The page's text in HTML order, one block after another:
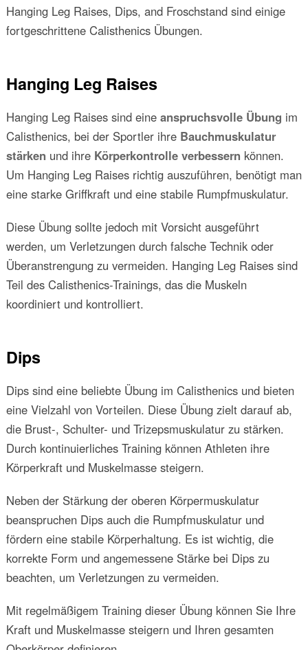
Hanging Leg Raises, Dips, and Froschstand sind einige
fortgeschrittene Calisthenics Übungen.
Hanging Leg Raises
Hanging Leg Raises sind eine anspruchsvolle Übung im
Calisthenics, bei der Sportler ihre Bauchmuskulatur
stärken und ihre Körperkontrolle verbessern können.
Um Hanging Leg Raises richtig auszuführen, benötigt man
eine starke Griffkraft und eine stabile Rumpfmuskulatur.
Diese Übung sollte jedoch mit Vorsicht ausgeführt
werden, um Verletzungen durch falsche Technik oder
Überanstrengung zu vermeiden. Hanging Leg Raises sind
Teil des Calisthenics-Trainings, das die Muskeln
koordiniert und kontrolliert.
Dips
Dips sind eine beliebte Übung im Calisthenics und bieten
eine Vielzahl von Vorteilen. Diese Übung zielt darauf ab,
die Brust-, Schulter- und Trizepsmuskulatur zu stärken.
Durch kontinuierliches Training können Athleten ihre
Körperkraft und Muskelmasse steigern.
Neben der Stärkung der oberen Körpermuskulatur
beanspruchen Dips auch die Rumpfmuskulatur und
fördern eine stabile Körperhaltung. Es ist wichtig, die
korrekte Form und angemessene Stärke bei Dips zu
beachten, um Verletzungen zu vermeiden.
Mit regelmäßigem Training dieser Übung können Sie Ihre
Kraft und Muskelmasse steigern und Ihren gesamten